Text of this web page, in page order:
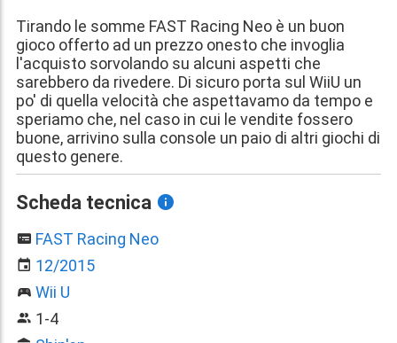
Tirando le somme FAST Racing Neo è un buon
gioco offerto ad un prezzo onesto che invoglia
l'acquisto sorvolando su alcuni aspetti che
sarebbero da rivedere. Di sicuro porta sul WiiU un
po' di quella velocità che aspettavamo da tempo e
speriamo che, nel caso in cui le vendite fossero
buone, arrivino sulla console un paio di altri giochi di
questo genere.
Scheda tecnica
FAST Racing Neo
12/2015
Wii U
1-4